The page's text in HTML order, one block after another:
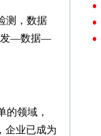
测，数据
发—数据—
的领域，
企业已成为